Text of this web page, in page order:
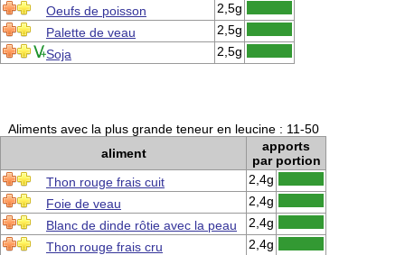
Oeufs de poisson
2,5g
Palette de veau
2,5g
Soja
2,5g
Aliments avec la plus grande teneur en leucine : 11-50
aliment
apports
par portion
Thon rouge frais cuit
2,4g
Foie de veau
2,4g
Blanc de dinde rôtie avec la peau
2,4g
Thon rouge frais cru
2,4g